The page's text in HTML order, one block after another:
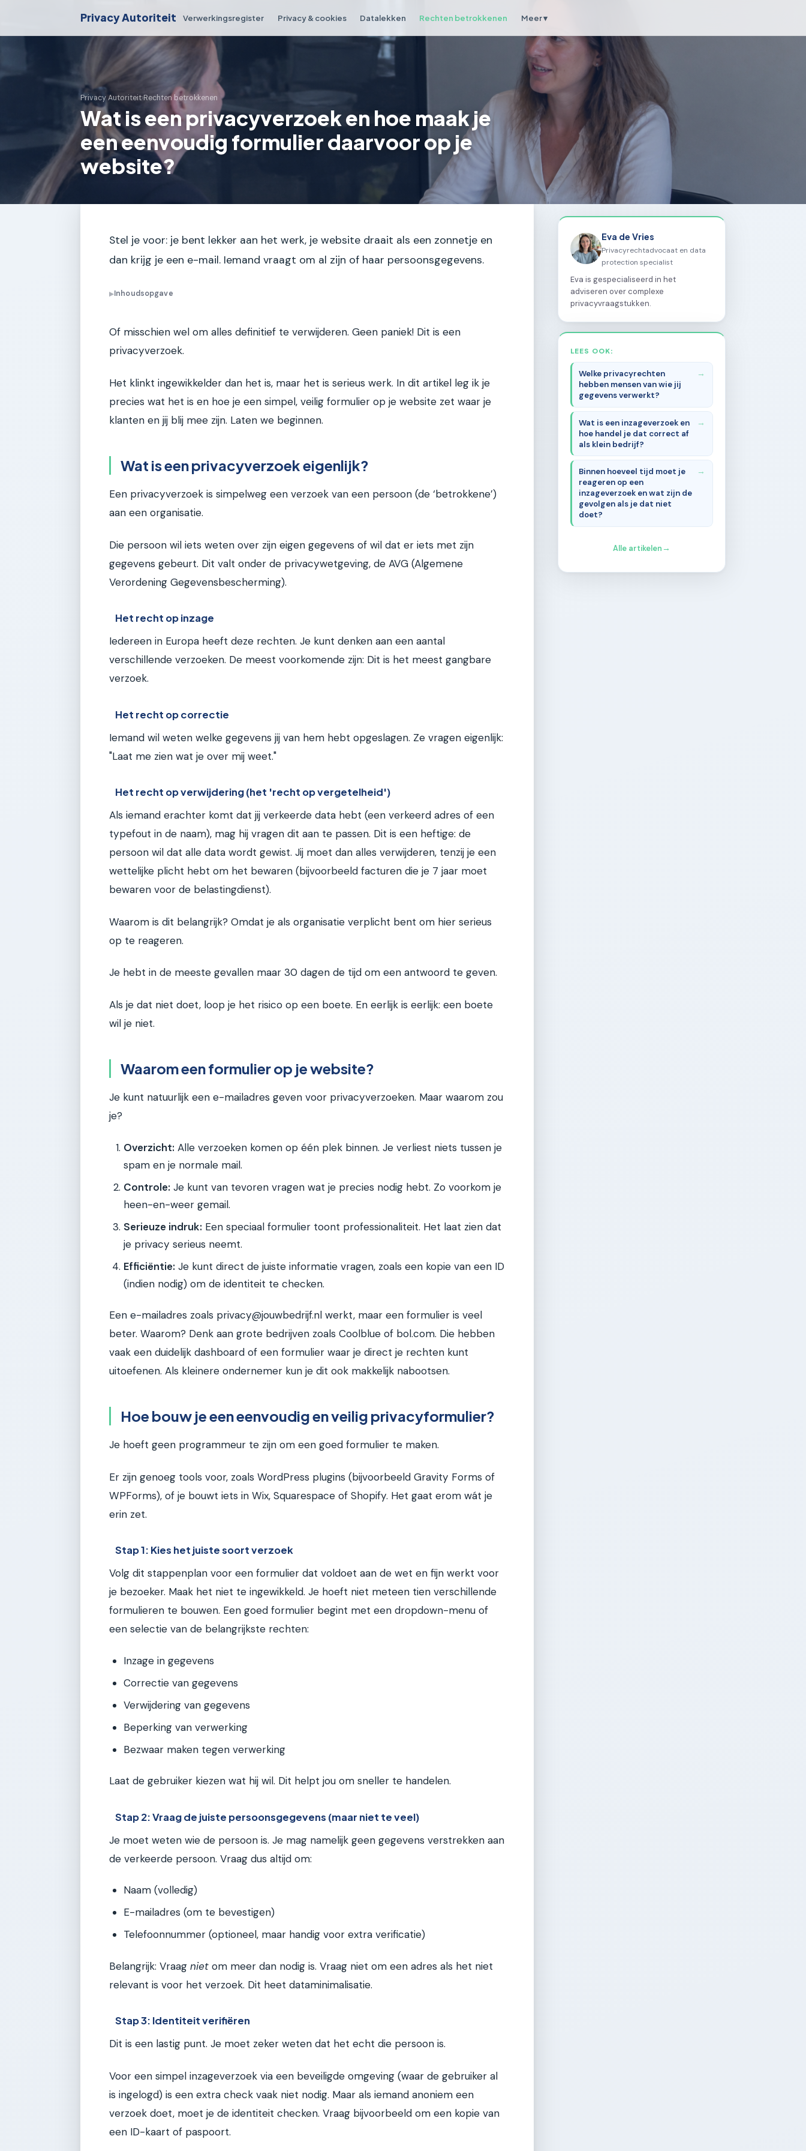
Privacy Autoriteit Verwerkingsregister Privacy & cookies Datalekken Rechten betrokkenen Meer ▾
Privacy Autoriteit›Rechten betrokkenen
Wat is een privacyverzoek en hoe maak je
een eenvoudig formulier daarvoor op je
website?
Stel je voor: je bent lekker aan het werk, je website draait als een zonnetje en
dan krijg je een e-mail. Iemand vraagt om al zijn of haar persoonsgegevens.
▶Inhoudsopgave
Of misschien wel om alles definitief te verwijderen. Geen paniek! Dit is een
privacyverzoek.
Het klinkt ingewikkelder dan het is, maar het is serieus werk. In dit artikel leg ik je
precies wat het is en hoe je een simpel, veilig formulier op je website zet waar je
klanten en jij blij mee zijn. Laten we beginnen.
Wat is een privacyverzoek eigenlijk?
Een privacyverzoek is simpelweg een verzoek van een persoon (de ‘betrokkene’)
aan een organisatie.
Die persoon wil iets weten over zijn eigen gegevens of wil dat er iets met zijn
gegevens gebeurt. Dit valt onder de privacywetgeving, de AVG (Algemene
Verordening Gegevensbescherming).
Het recht op inzage
Iedereen in Europa heeft deze rechten. Je kunt denken aan een aantal
verschillende verzoeken. De meest voorkomende zijn: Dit is het meest gangbare
verzoek.
Het recht op correctie
Iemand wil weten welke gegevens jij van hem hebt opgeslagen. Ze vragen eigenlijk:
"Laat me zien wat je over mij weet."
Het recht op verwijdering (het 'recht op vergetelheid')
Als iemand erachter komt dat jij verkeerde data hebt (een verkeerd adres of een
typefout in de naam), mag hij vragen dit aan te passen. Dit is een heftige: de
persoon wil dat alle data wordt gewist. Jij moet dan alles verwijderen, tenzij je een
wettelijke plicht hebt om het bewaren (bijvoorbeeld facturen die je 7 jaar moet
bewaren voor de belastingdienst).
Waarom is dit belangrijk? Omdat je als organisatie verplicht bent om hier serieus
op te reageren.
Je hebt in de meeste gevallen maar 30 dagen de tijd om een antwoord te geven.
Als je dat niet doet, loop je het risico op een boete. En eerlijk is eerlijk: een boete
wil je niet.
Waarom een formulier op je website?
Je kunt natuurlijk een e-mailadres geven voor privacyverzoeken. Maar waarom zou
je?
Overzicht: Alle verzoeken komen op één plek binnen. Je verliest niets tussen je
spam en je normale mail.
Controle: Je kunt van tevoren vragen wat je precies nodig hebt. Zo voorkom je
heen-en-weer gemail.
Serieuze indruk: Een speciaal formulier toont professionaliteit. Het laat zien dat
je privacy serieus neemt.
Efficiëntie: Je kunt direct de juiste informatie vragen, zoals een kopie van een ID
(indien nodig) om de identiteit te checken.
Een e-mailadres zoals privacy@jouwbedrijf.nl werkt, maar een formulier is veel
beter. Waarom? Denk aan grote bedrijven zoals Coolblue of bol.com. Die hebben
vaak een duidelijk dashboard of een formulier waar je direct je rechten kunt
uitoefenen. Als kleinere ondernemer kun je dit ook makkelijk nabootsen.
Hoe bouw je een eenvoudig en veilig privacyformulier?
Je hoeft geen programmeur te zijn om een goed formulier te maken.
Er zijn genoeg tools voor, zoals WordPress plugins (bijvoorbeeld Gravity Forms of
WPForms), of je bouwt iets in Wix, Squarespace of Shopify. Het gaat erom wát je
erin zet.
Stap 1: Kies het juiste soort verzoek
Volg dit stappenplan voor een formulier dat voldoet aan de wet en fijn werkt voor
je bezoeker. Maak het niet te ingewikkeld. Je hoeft niet meteen tien verschillende
formulieren te bouwen. Een goed formulier begint met een dropdown-menu of
een selectie van de belangrijkste rechten:
Inzage in gegevens
Correctie van gegevens
Verwijdering van gegevens
Beperking van verwerking
Bezwaar maken tegen verwerking
Laat de gebruiker kiezen wat hij wil. Dit helpt jou om sneller te handelen.
Stap 2: Vraag de juiste persoonsgegevens (maar niet te veel)
Je moet weten wie de persoon is. Je mag namelijk geen gegevens verstrekken aan
de verkeerde persoon. Vraag dus altijd om:
Naam (volledig)
E-mailadres (om te bevestigen)
Telefoonnummer (optioneel, maar handig voor extra verificatie)
Belangrijk: Vraag niet om meer dan nodig is. Vraag niet om een adres als het niet
relevant is voor het verzoek. Dit heet dataminimalisatie.
Stap 3: Identiteit verifiëren
Dit is een lastig punt. Je moet zeker weten dat het echt die persoon is.
Voor een simpel inzageverzoek via een beveiligde omgeving (waar de gebruiker al
is ingelogd) is een extra check vaak niet nodig. Maar als iemand anoniem een
verzoek doet, moet je de identiteit checken. Vraag bijvoorbeeld om een kopie van
een ID-kaart of paspoort.
Eva de Vries
Privacyrechtadvocaat en data
protection specialist
Eva is gespecialiseerd in het
adviseren over complexe
privacyvraagstukken.
LEES OOK:
Welke privacyrechten
hebben mensen van wie jij
gegevens verwerkt?
Wat is een inzageverzoek en
hoe handel je dat correct af
als klein bedrijf?
Binnen hoeveel tijd moet je
reageren op een
inzageverzoek en wat zijn de
gevolgen als je dat niet
doet?
Alle artikelen